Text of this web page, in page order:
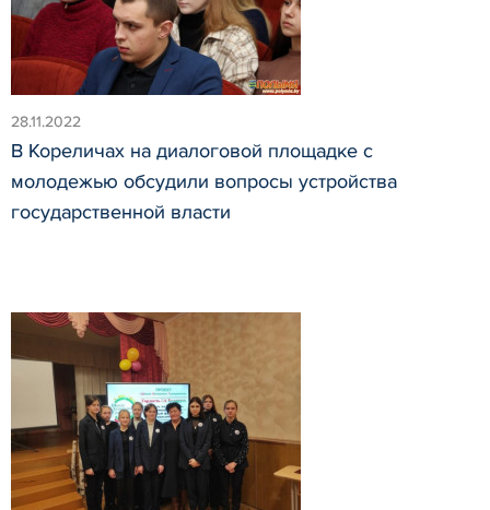
28.11.2022
В Кореличах на диалоговой площадке с
молодежью обсудили вопросы устройства
государственной власти